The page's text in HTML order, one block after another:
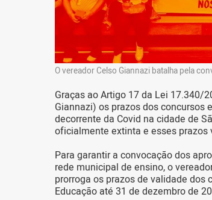
O vereador Celso Giannazi batalha pela
Graças ao Artigo 17 da Lei 17.340/
Giannazi) os prazos dos concursos
decorrente da Covid na cidade de
oficialmente extinta e esses prazos
Para garantir a convocação dos
rede municipal de ensino, o
prorroga os prazos de validade
Educação até 31 de dezembro de